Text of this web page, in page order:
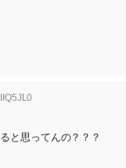
と思ってんの？？？